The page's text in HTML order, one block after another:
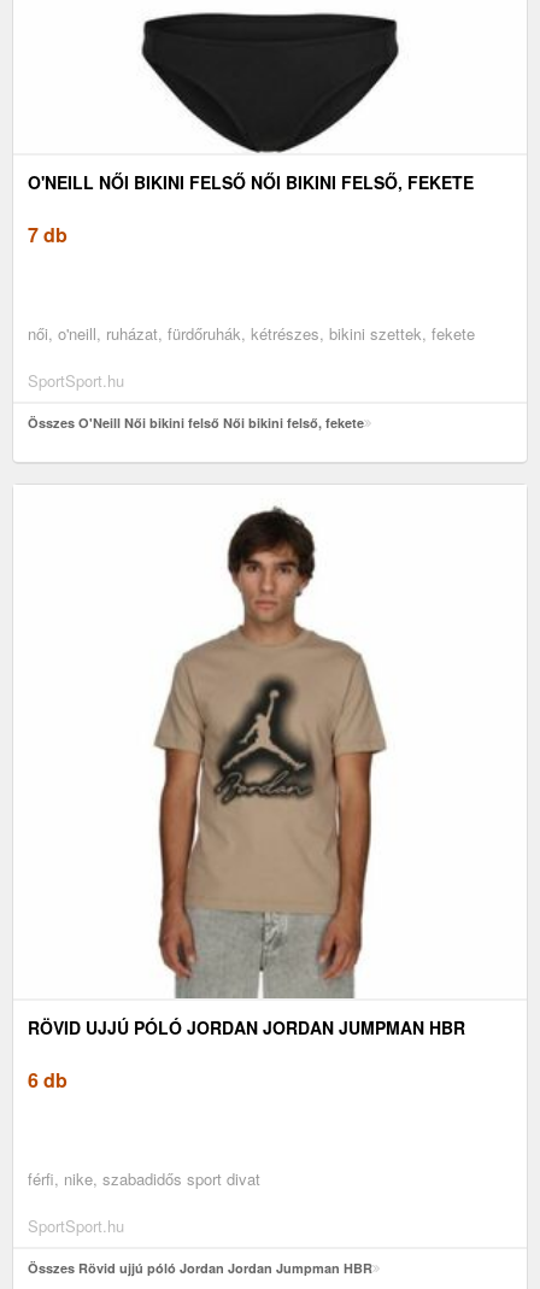
O'NEILL NŐI BIKINI FELSŐ NŐI BIKINI FELSŐ, FEKETE
7 db
női, o'neill, ruházat, fürdőruhák, kétrészes, bikini szettek, fekete
SportSport.hu
Összes O'Neill Női bikini felső Női bikini felső, fekete
RÖVID UJJÚ PÓLÓ JORDAN JORDAN JUMPMAN HBR
6 db
férfi, nike, szabadidős sport divat
SportSport.hu
Összes Rövid ujjú póló Jordan Jordan Jumpman HBR